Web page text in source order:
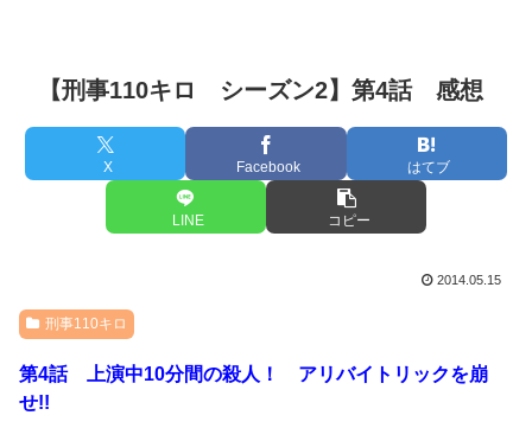
【刑事110キロ シーズン2】第4話 感想
X Facebook はてブ
LINE コピー
2014.05.15
刑事110キロ
第4話 上演中10分間の殺人！ アリバイトリックを崩
せ!!